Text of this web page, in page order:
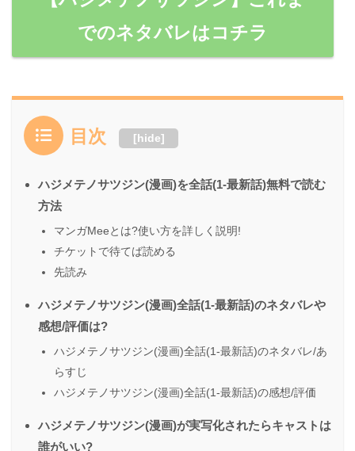
でのネタバレはコチラ
目次 [hide]
ハジメテノサツジン(漫画)を全話(1-最新話)無料で読む
方法
マンガMeeとは?使い方を詳しく説明!
チケットで待てば読める
先読み
ハジメテノサツジン(漫画)全話(1-最新話)のネタバレや
感想/評価は?
ハジメテノサツジン(漫画)全話(1-最新話)のネタバレ/あ
らすじ
ハジメテノサツジン(漫画)全話(1-最新話)の感想/評価
ハジメテノサツジン(漫画)が実写化されたらキャストは
誰がいい?